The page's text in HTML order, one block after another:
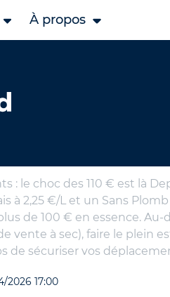
À propos
A LA POMPE
: le choc des 110 € est là
à 2,25 €/L et un Sans
de 100 € en essence.
vente à sec), faire le
de sécuriser vos
2026 17:00